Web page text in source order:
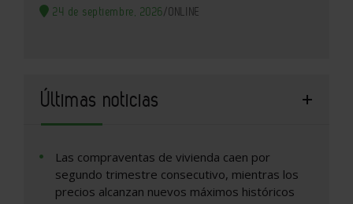
24 de septiembre, 2026/ONLINE
Últimas noticias
Las compraventas de vivienda caen por
segundo trimestre consecutivo, mientras los
precios alcanzan nuevos máximos históricos